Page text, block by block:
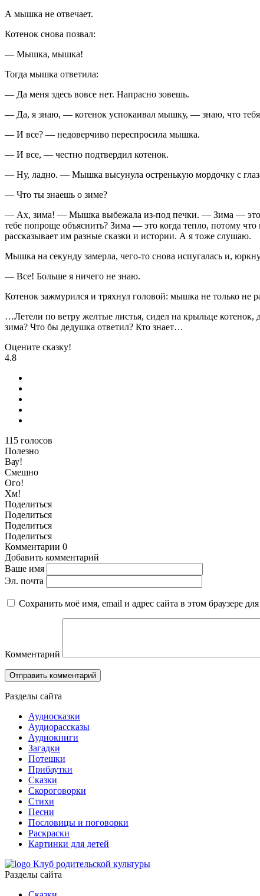
А мышка не отвечает.
Котенок снова позвал:
— Мышка, мышка!
Тогда мышка ответила:
— Да меня здесь вовсе нет. Напрасно зовешь.
— Да, я знаю, — котенок успокаивал мышку, — знаю, что тебя
— И все? — недоверчиво переспросила мышка.
— И все, — честно подтвердил котенок.
— Ну, ладно. — Мышка высунула остренькую мордочку с
— Что ты знаешь о зиме?
— Ах, зима! — Мышка выбежала из-под печки. — Зима — это
тебе попроще объяснить? Зима — это когда тепло, потому
рассказывает им разные сказки и истории. А я тоже слушаю.
Мышка на секунду замерла, чего-то снова испугалась и,
— Все! Больше я ничего не знаю.
Котенок зажмурился и тряхнул головой: мышка не только не
…Летели по ветру желтые листья, сидел на крыльце
зима? Что бы дедушка ответил? Кто знает…
Оцените сказку!
4.8
115 голосов
Полезно
Вау!
Смешно
Ого!
Хм!
Поделиться
Поделиться
Поделиться
Поделиться
Комментарии 0
Добавить комментарий
Ваше имя
Эл. почта
Сохранить моё имя, email и адрес сайта в этом браузере
Комментарий
Разделы сайта
Аудиосказки
Аудиорассказы
Аудиокниги
Загадки
Потешки
Прибаутки
Сказки
Скороговорки
Стихи
Песни
Пословицы и поговорки
Раскраски
Картинки для детей
Клуб родительской культуры
Разделы сайта